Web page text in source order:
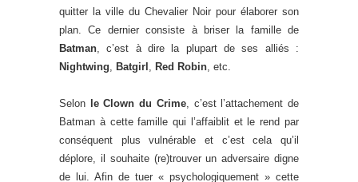
quitter la ville du Chevalier Noir pour élaborer son
plan. Ce dernier consiste à briser la famille de
Batman , c’est à dire la plupart de ses alliés :
Nightwing
Batgirl Red Robin , etc.
Selon le Clown du Crime, c’est l’attachement de
Batman à cette famille qui l’affaiblit et le rend par
conséquent plus vulnérable et c’est cela qu’il
déplore, il souhaite (re)trouver un adversaire digne
de lui. Afin de tuer « psychologiquement » cette